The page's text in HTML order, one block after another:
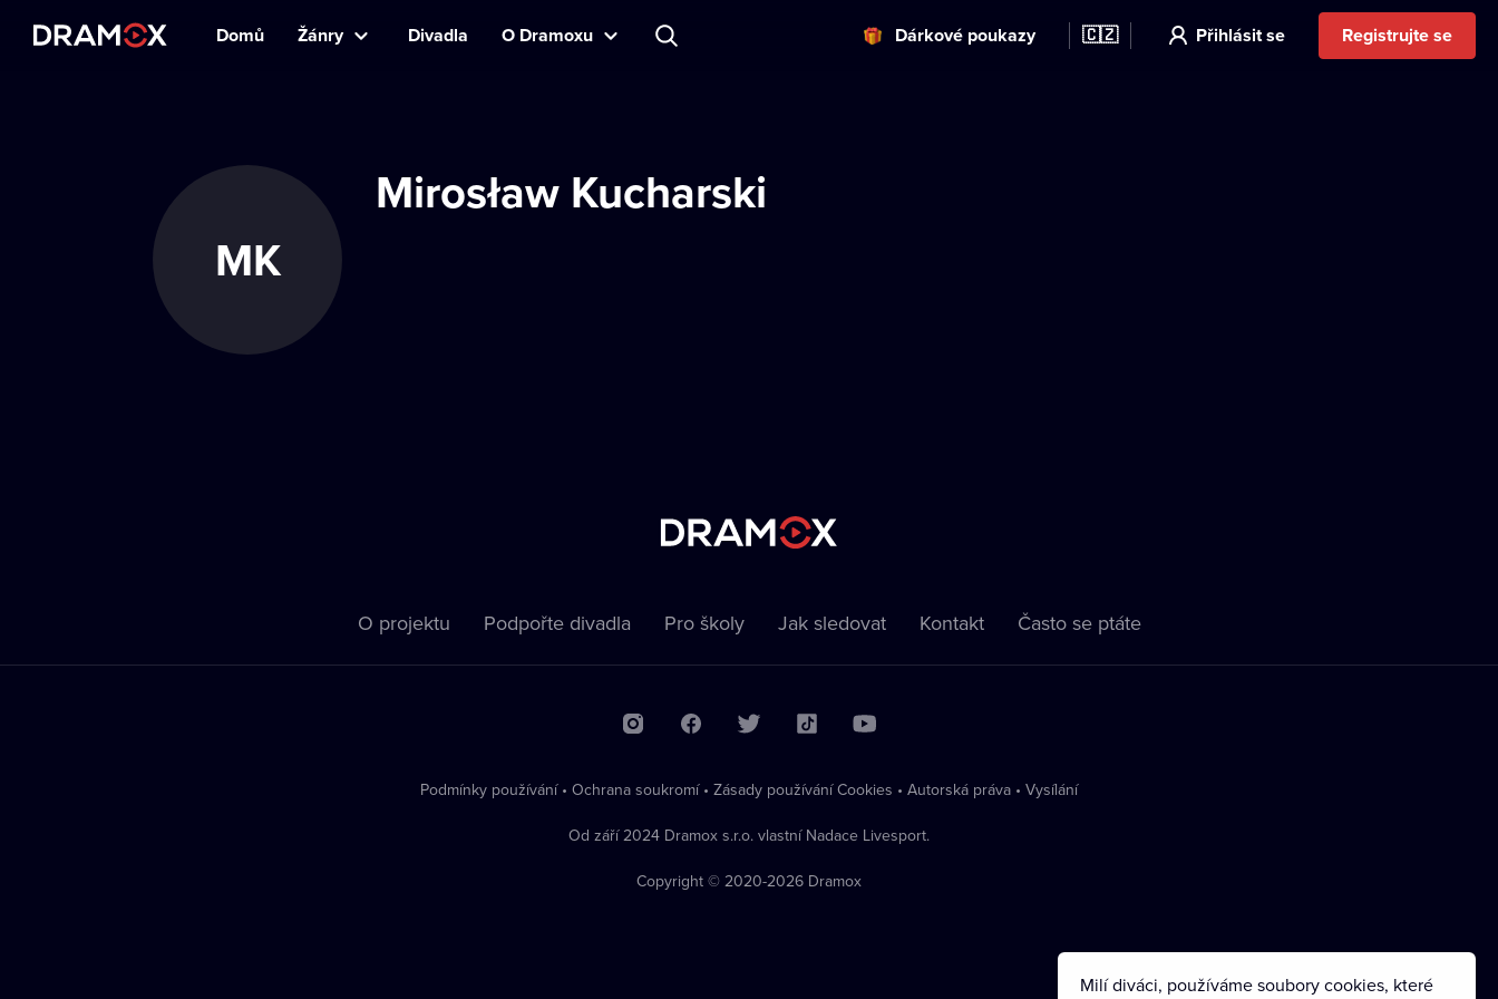
Domů Žánry Divadla O Dramoxu Dárkové poukazy 🇨🇿 Přihlásit se Registrujte se
MK
Mirosław Kucharski
O projektu Podpořte divadla Pro školy Jak sledovat Kontakt Často se ptáte
Podmínky používání • Ochrana soukromí • Zásady používání Cookies • Autorská práva • Vysílání
Od září 2024 Dramox s.r.o. vlastní Nadace Livesport.
Copyright © 2020-2026 Dramox
Milí diváci, používáme soubory cookies, které